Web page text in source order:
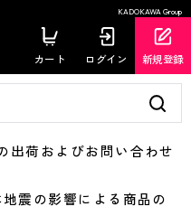
KADOKAWA Group
カート ログイン 新規登録
荷およびお問い合わせ
震の影響による商品の